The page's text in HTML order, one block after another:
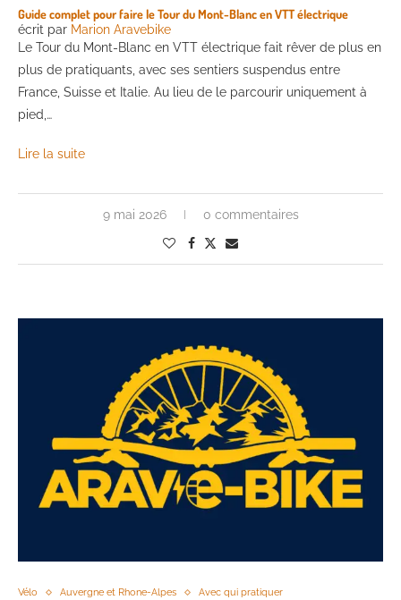
Guide complet pour faire le Tour du Mont-Blanc en VTT électrique
écrit par Marion Aravebike
Le Tour du Mont-Blanc en VTT électrique fait rêver de plus en
plus de pratiquants, avec ses sentiers suspendus entre
France, Suisse et Italie. Au lieu de le parcourir uniquement à
pied,…
Lire la suite
9 mai 2026 0 commentaires
Vélo Auvergne et Rhone-Alpes Avec qui pratiquer